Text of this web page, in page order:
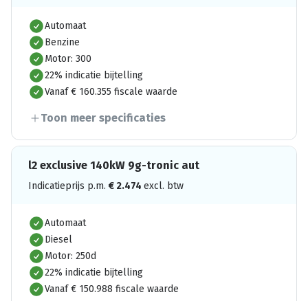
Automaat
Benzine
Motor: 300
22% indicatie bijtelling
Vanaf € 160.355 fiscale waarde
Toon meer specificaties
l2 exclusive 140kW 9g-tronic aut
Indicatieprijs p.m. € 2.474 excl. btw
Automaat
Diesel
Motor: 250d
22% indicatie bijtelling
Vanaf € 150.988 fiscale waarde